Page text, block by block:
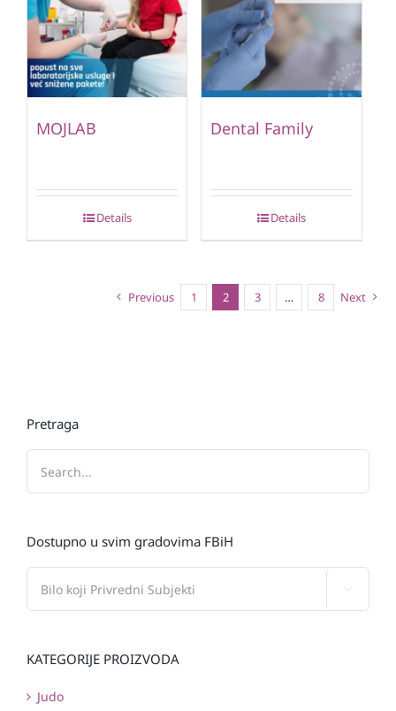
MOJLAB
Details
Dental Family
Details
Previous 1 2 3 … 8 Next
Pretraga
Dostupno u svim gradovima FBiH
KATEGORIJE PROIZVODA
Judo